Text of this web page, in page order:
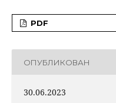
PDF
ОПУБЛИКОВАН
30.06.2023